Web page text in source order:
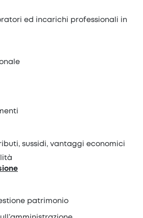
ed incarichi professionali in
sussidi, vantaggi economici
patrimonio